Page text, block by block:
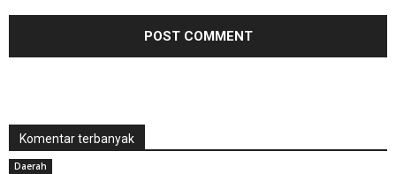
Komentar terbanyak
Daerah